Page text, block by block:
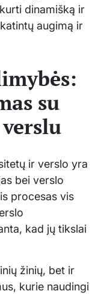
dinamišką ir
augimą ir
su
ir verslo yra
bei verslo
procesas vis
kad jų tikslai
žinių, bet ir
kurie naudingi